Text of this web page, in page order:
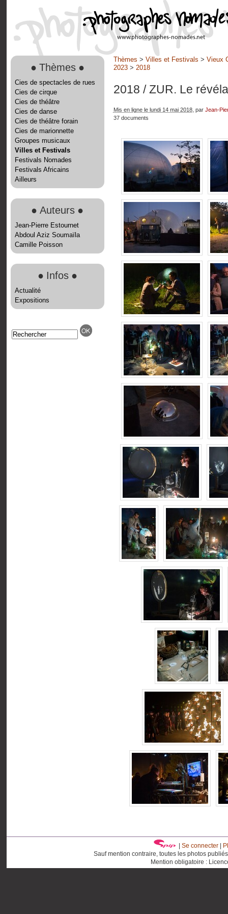
● Thèmes ●
Cies de spectacles de rues
Cies de cirque
Cies de théâtre
Cies de danse
Cies de théâtre forain
Cies de marionnette
Groupes musicaux
Villes et Festivals
Festivals Nomades
Festivals Africains
Ailleurs
● Auteurs ●
Jean-Pierre Estournet
Abdoul Aziz Soumaïla
Camille Poisson
● Infos ●
Actualité
Expositions
Thèmes > Villes et Festivals > Vieux
2023> 2018
2018 / ZUR. Le
Mis en ligne le lundi 14 mai 2018, par Jean-
37 documents
Se connecter|
Sauf mention contraire, toutes les photos
Mention obligatoire :